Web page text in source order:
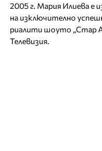
2005 г. Мария Илиева е
на изключително
риалити шоуто „Стар
Телевизия.